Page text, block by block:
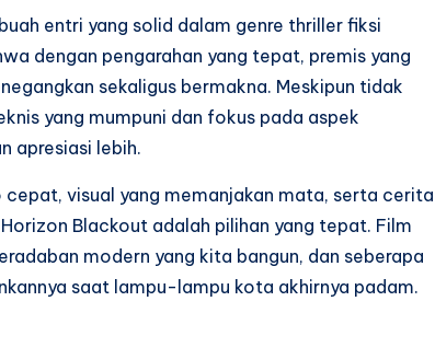
entri yang solid dalam genre thriller fiksi
dengan pengarahan yang tepat, premis yang
sekaligus bermakna. Meskipun tidak
yang mumpuni dan fokus pada aspek
apresiasi lebih.
visual yang memanjakan mata, serta cerita
Blackout adalah pilihan yang tepat. Film
modern yang kita bangun, dan seberapa
saat lampu-lampu kota akhirnya padam.